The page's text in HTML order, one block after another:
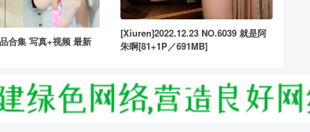
合集 写真+视频 最新
[Xiuren]2022.12.23 NO.6039 就是阿
朱啊[81+1P／691MB]